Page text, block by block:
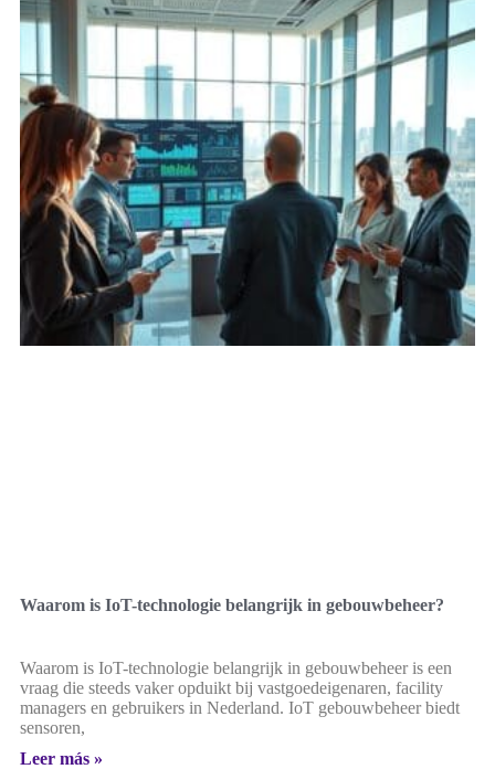
Waarom is IoT-technologie belangrijk in gebouwbeheer?
Waarom is IoT-technologie belangrijk in gebouwbeheer is een
vraag die steeds vaker opduikt bij vastgoedeigenaren, facility
managers en gebruikers in Nederland. IoT gebouwbeheer biedt
sensoren,
Leer más »